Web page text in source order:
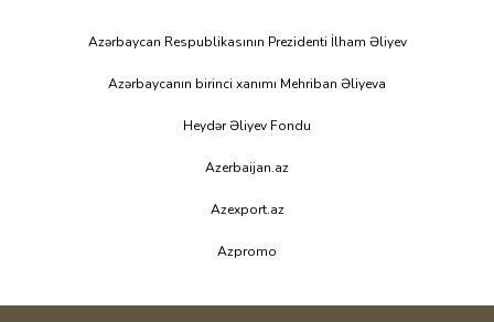
Azərbaycan Respublikasının Prezidenti İlham Əliyev
Azərbaycanın birinci xanımı Mehriban Əliyeva
Heydər Əliyev Fondu
Azerbaijan.az
Azexport.az
Azpromo